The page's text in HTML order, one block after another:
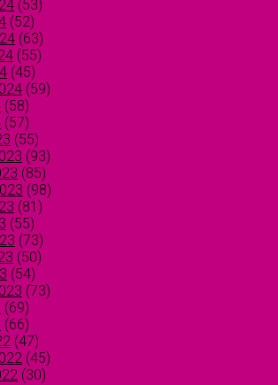
(53)
(52)
(63)
(55)
(45)
(59)
(58)
(57)
(55)
(93)
(85)
(98)
(81)
(55)
(73)
(50)
(54)
(73)
(69)
(66)
(47)
(45)
(30)